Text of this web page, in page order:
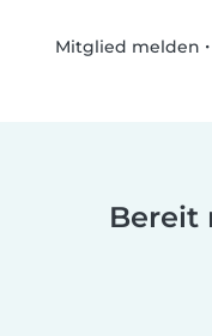
Mitglied melden •
Bereit